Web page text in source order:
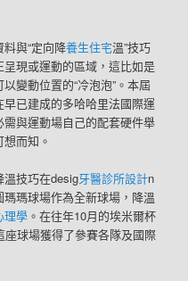
與“定向降養生住宅溫”技巧
現或運動的區域，這比如是
變動位置的“冷泡泡”。本屆
已建成的多哈哈里法國際運
與運動場自己的配套硬件舉
而知。
溫技巧在desig牙醫診所設計n
瑪球場作為全新球場，降溫
理學 。在往年10月的埃米爾杯
球場獲得了參賽各隊及國際